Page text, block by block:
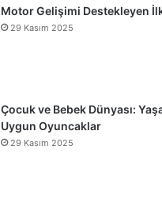
Motor Gelişimi Destekleyen
29 Kasım 2025
Çocuk ve Bebek Dünyası:
Uygun Oyuncaklar
29 Kasım 2025